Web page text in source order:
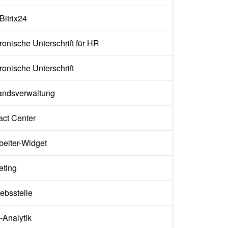
Unterschrift für HR
Unterschrift
Center
Widget
Analytik